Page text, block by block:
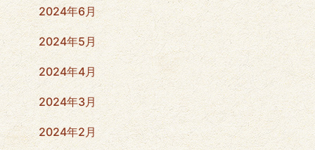
2024年6月
2024年5月
2024年4月
2024年3月
2024年2月